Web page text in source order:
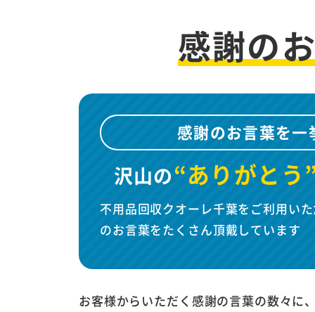
感謝の
感謝のお言葉を一
沢山の“ありがとう
不用品回収クオーレ千葉をご利用い
のお言葉をたくさん頂戴しています
お客様からいただく感謝の言葉の数々に